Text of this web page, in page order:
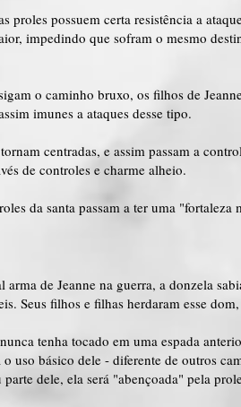
proles possuem certa resistência a
impedindo que sofram o mesmo
o caminho bruxo, os filhos de
imunes a ataques desse tipo.
centradas, e assim passam a
de controles e charme alheio.
da santa passam a ter uma
arma de Jeanne na guerra, a donzela
Seus filhos e filhas herdaram esse
tenha tocado em uma espada
uso básico dele - diferente de outros
dele, ela será "abençoada" pela